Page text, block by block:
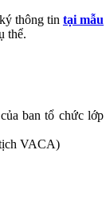
thông tin tại mẫu
thể.
ban tổ chức lớp
VACA)